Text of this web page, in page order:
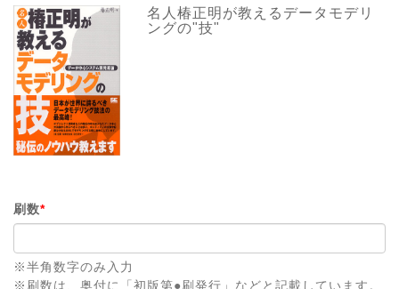
名人椿正明が教えるデータモデリ
ングの"技"
刷数*
※半角数字のみ入力
※刷数は、奥付に「初版第●刷発行」などと記載しています。